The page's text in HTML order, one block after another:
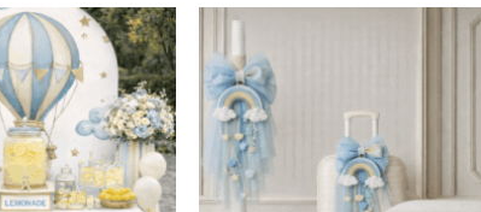
Πρόσθήκη
στην λίστα
επιθυμιών